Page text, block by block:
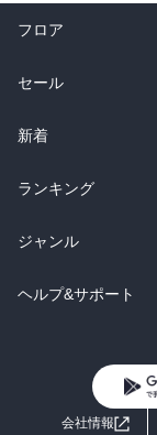
フロア
総合
ラノベ
雑誌・グラビア
BL・TL
セール
総合
ラノベ
雑誌・グラビア
BL・TL
新着
総合
ラノベ
雑誌・グラビア
ランキング
総合
ラノベ
ジャンル
コミック
ライトノベル
ヘルプ&サポート
よくあるご質問
会社情報